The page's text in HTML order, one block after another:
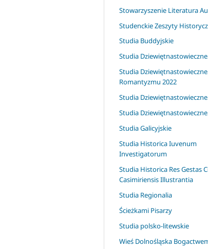
Stowarzyszenie Literatura
Studenckie Zeszyty
Studia Buddyjskie
Studia
Studia
Romantyzmu 2022
Studia
Studia
Studia Galicyjskie
Studia Historica Iuvenum
Investigatorum
Studia Historica Res Gestas
Casimiriensis Illustrantia
Studia Regionalia
Ścieżkami Pisarzy
Studia polsko-litewskie
Wieś Dolnośląska